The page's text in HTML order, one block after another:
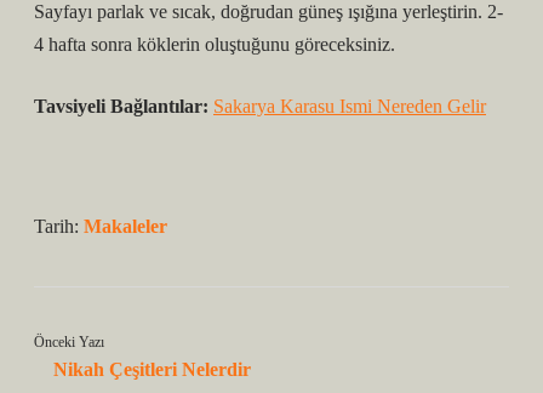
Sayfayı parlak ve sıcak, doğrudan güneş ışığına yerleştirin. 2-
4 hafta sonra köklerin oluştuğunu göreceksiniz.
Tavsiyeli Bağlantılar: Sakarya Karasu Ismi Nereden Gelir
Tarih: Makaleler
Önceki Yazı
Nikah Çeşitleri Nelerdir